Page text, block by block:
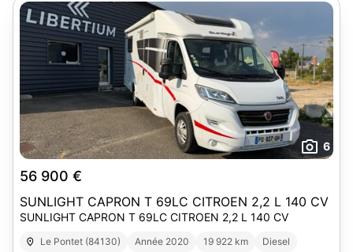
6
56 900 €
SUNLIGHT CAPRON T 69LC CITROEN 2,2 L 140 CV
SUNLIGHT CAPRON T 69LC CITROEN 2,2 L 140 CV
Le Pontet (84130) Année 2020 19 922 km Diesel